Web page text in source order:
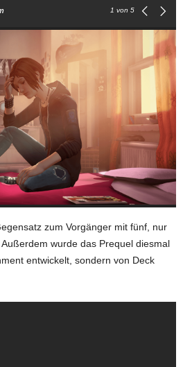
1 von 5
zum Vorgänger mit fünf, nur
wurde das Prequel diesmal
entwickelt, sondern von Deck